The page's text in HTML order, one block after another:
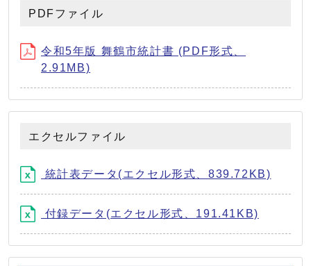
PDFファイル
令和5年版 舞鶴市統計書 (PDF形式、
2.91MB)
エクセルファイル
統計表データ(エクセル形式、839.72KB)
付録データ(エクセル形式、191.41KB)